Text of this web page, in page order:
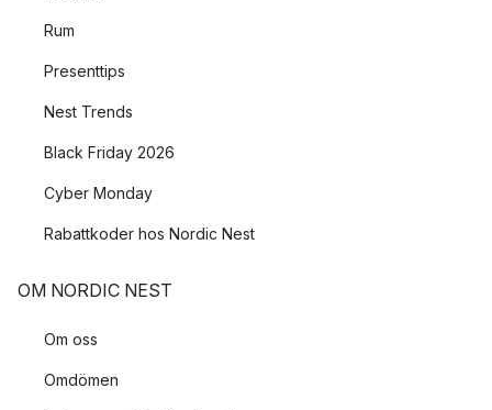
Rum
Presenttips
Nest Trends
Black Friday 2026
Cyber Monday
Rabattkoder hos Nordic Nest
OM NORDIC NEST
Om oss
Omdömen